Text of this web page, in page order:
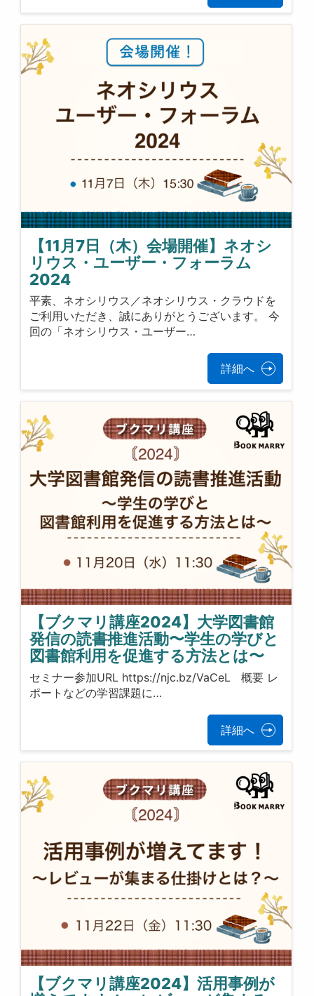
【11月7日（木）会場開催】ネオシ
リウス・ユーザー・フォーラム
2024
平素、ネオシリウス／ネオシリウス・クラウドを
ご利用いただき、誠にありがとうございます。 今
回の「ネオシリウス・ユーザー…
詳細へ
【ブクマリ講座2024】大学図書館
発信の読書推進活動〜学生の学びと
図書館利用を促進する方法とは〜
セミナー参加URL https://njc.bz/VaCeL 概要 レ
ポートなどの学習課題に…
詳細へ
【ブクマリ講座2024】活用事例が